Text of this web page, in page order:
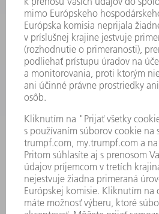
SLUŽBY
APLIKÁCIE
ODVETVIA
PODNIK
KARIÉRA
PONUKY PRACOVNÝCH MIEST
PROFIL FIRMY
PREDSTAVENSTVO
SPRÁVA O HOSPODÁRENÍ
FIREMNÉ PRINCÍPY
ZHODA
SYSTÉM OZNAMOVANIA
SECURITY
TLAČOVÉ SPRÁVY
ČASOPISY
STABILITA
ŽIVOTNÉ PROSTREDIE & KLÍMA
SOCIÁLNE VECI & SPOLOČNOSŤ